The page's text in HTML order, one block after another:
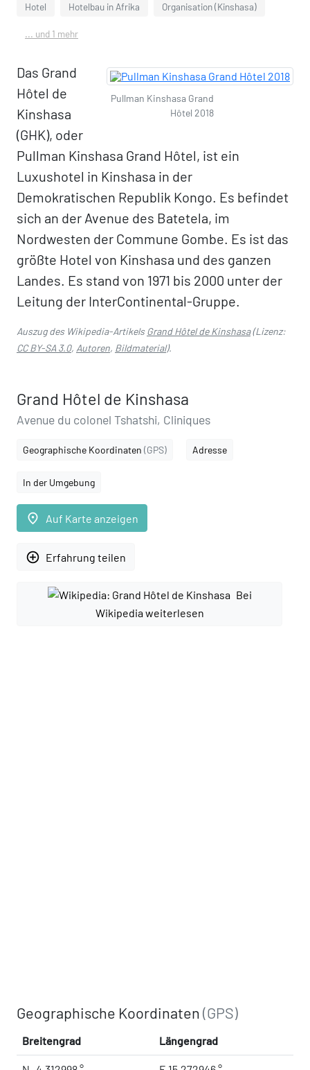
Hotel Hotelbau in Afrika Organisation (Kinshasa)
... und 1 mehr
Pullman Kinshasa Grand
Hôtel 2018
Das Grand
Hôtel de
Kinshasa
(GHK), oder
Pullman Kinshasa Grand Hôtel, ist ein
Luxushotel in Kinshasa in der
Demokratischen Republik Kongo. Es befindet
sich an der Avenue des Batetela, im
Nordwesten der Commune Gombe. Es ist das
größte Hotel von Kinshasa und des ganzen
Landes. Es stand von 1971 bis 2000 unter der
Leitung der InterContinental-Gruppe.
Auszug des Wikipedia-ArtikelsGrand Hôtel de Kinshasa(Lizenz:
CC BY-SA 3.0, Autoren, Bildmaterial).
Grand Hôtel de Kinshasa
Avenue du colonel Tshatshi, Cliniques
Geographische Koordinaten (GPS) Adresse
In der Umgebung
place Auf Karte anzeigen
add_circle_outline Erfahrung teilen
Bei
Wikipedia weiterlesen
Geographische Koordinaten(GPS)
Breitengrad Längengrad